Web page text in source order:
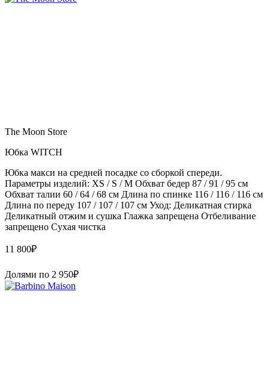
The Moon Store
Юбка WITCH
Юбка макси на средней посадке со сборкой спереди.
Параметры изделий: XS / S / M Обхват бедер 87 / 91 / 95 см
Обхват талии 60 / 64 / 68 см Длина по спинке 116 / 116 / 116 см
Длина по переду 107 / 107 / 107 см Уход: Деликатная стирка
Деликатный отжим и сушка Глажка запрещена Отбеливание
запрещено Сухая чистка
11 800₽
Долями по 2 950₽